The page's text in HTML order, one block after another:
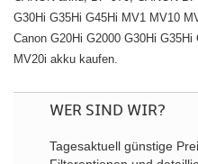
G30Hi G35Hi G45Hi MV1 MV10
Canon G20Hi G2000 G30Hi
MV20i akku kaufen.
WER SIND WIR?
Tagesaktuell günstige